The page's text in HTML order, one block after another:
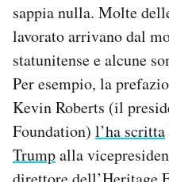
sappia nulla. Molte
lavorato arrivano dal
statunitense e alcune
Per esempio, la
Kevin Roberts (il
Foundation) l’ha scritta
Trumpalla